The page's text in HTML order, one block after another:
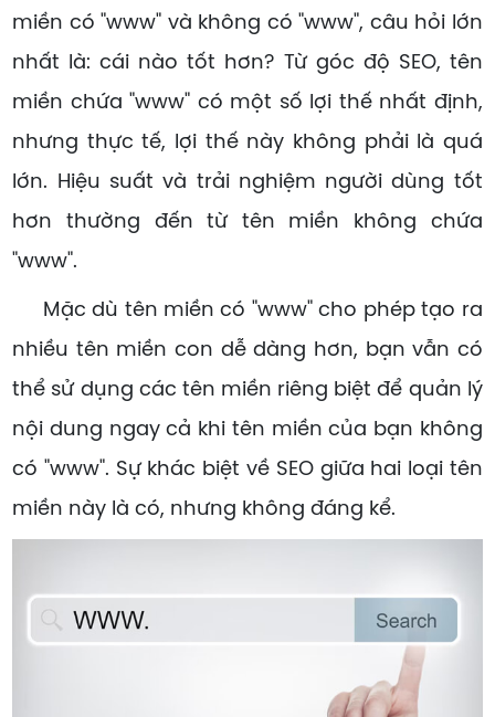
miền có "www" và không có "www", câu hỏi lớn
nhất là: cái nào tốt hơn? Từ góc độ SEO, tên
miền chứa "www" có một số lợi thế nhất định,
nhưng thực tế, lợi thế này không phải là quá
lớn. Hiệu suất và trải nghiệm người dùng tốt
hơn thường đến từ tên miền không chứa
"www".
Mặc dù tên miền có "www" cho phép tạo ra
nhiều tên miền con dễ dàng hơn, bạn vẫn có
thể sử dụng các tên miền riêng biệt để quản lý
nội dung ngay cả khi tên miền của bạn không
có "www". Sự khác biệt về SEO giữa hai loại tên
miền này là có, nhưng không đáng kể.